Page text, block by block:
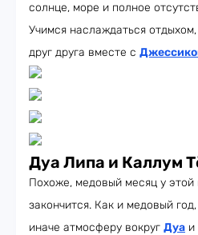
солнце, море и полное
Учимся наслаждаться
друг друга вместе с
Дуа Липа и Каллум
Похоже, медовый месяц у этой
закончится. Как и медовый
иначе атмосферу вокруг Дуа и